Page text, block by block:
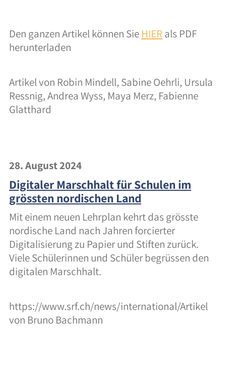
Den ganzen Artikel können Sie HIER als PDF
herunterladen
Artikel von Robin Mindell, Sabine Oehrli, Ursula
Ressnig, Andrea Wyss, Maya Merz, Fabienne
Glatthard
28. August 2024
Digitaler Marschhalt für Schulen im
grössten nordischen Land
Mit einem neuen Lehrplan kehrt das grösste
nordische Land nach Jahren forcierter
Digitalisierung zu Papier und Stiften zurück.
Viele Schülerinnen und Schüler begrüssen den
digitalen Marschhalt.
https://www.srf.ch/news/international/Artikel
von Bruno Bachmann